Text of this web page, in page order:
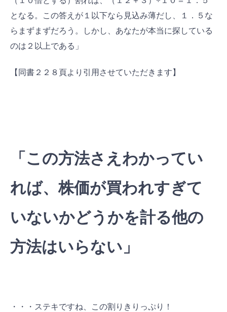
となる。この答えが１以下なら見込み薄だし、１．５な
らまずまずだろう。しかし、あなたが本当に探している
のは２以上である」
【同書２２８頁より引用させていただきます】
「この方法さえわかってい
れば、株価が買われすぎて
いないかどうかを計る他の
方法はいらない」
・・・ステキですね、この割りきりっぷり！